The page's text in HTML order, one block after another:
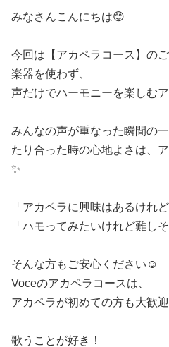
みなさんこんにちは😊
今回は【アカペラコース】の
楽器を使わず、
声だけでハーモニーを楽しむ
みんなの声が重なった瞬間の
たり合った時の心地よさは、
✨
「アカペラに興味はあるけれ
「ハモってみたいけれど難しそ
そんな方もご安心ください☺️
Voceのアカペラコースは、
アカペラが初めての方も大歓
歌うことが好き！